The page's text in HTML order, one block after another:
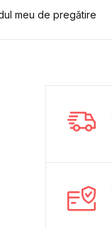
meu de pregătire